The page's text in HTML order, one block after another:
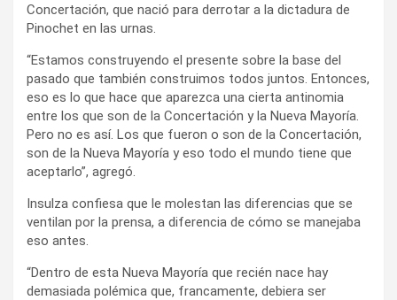
Concertación, que nació para derrotar a la dictadura de
Pinochet en las urnas.
“Estamos construyendo el presente sobre la base del
pasado que también construimos todos juntos. Entonces,
eso es lo que hace que aparezca una cierta antinomia
entre los que son de la Concertación y la Nueva Mayoría.
Pero no es así. Los que fueron o son de la Concertación,
son de la Nueva Mayoría y eso todo el mundo tiene que
aceptarlo”, agregó.
Insulza confiesa que le molestan las diferencias que se
ventilan por la prensa, a diferencia de cómo se manejaba
eso antes.
“Dentro de esta Nueva Mayoría que recién nace hay
demasiada polémica que, francamente, debiera ser